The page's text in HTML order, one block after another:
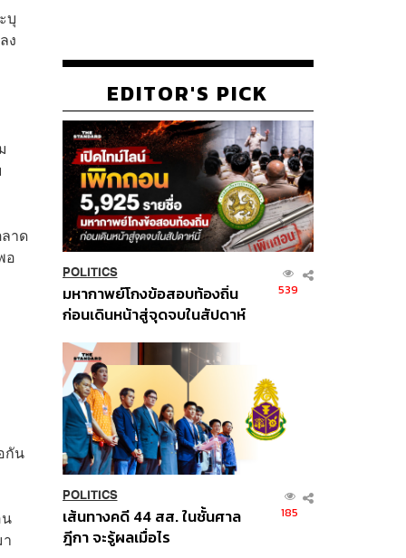
บุ
ง
าด
อ
กัน
น
EDITOR'S PICK
POLITICS
มหากาพย์โกงข้อสอบท้องถิ่น
ก่อนเดินหน้าสู่จุดจบในสัปดาห์
539
POLITICS
เส้นทางคดี 44 สส. ในชั้นศาล
ฎีกา จะรู้ผลเมื่อไร
185